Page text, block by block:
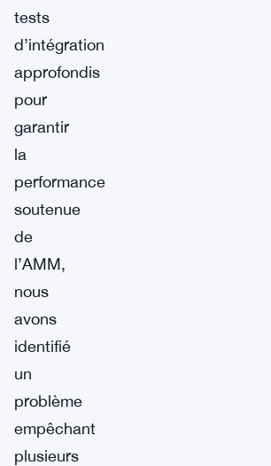
tests
d’intégration
approfondis
pour
garantir
la
performance
soutenue
de
l’AMM,
nous
avons
identifié
un
problème
empêchant
plusieurs